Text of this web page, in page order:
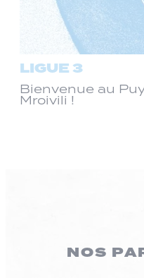
LIGUE 3
Bienvenue au
Mroivili !
NOS